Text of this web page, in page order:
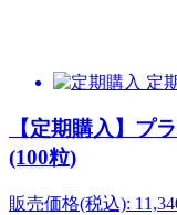
定
【定期購入】プ
(100粒)
販売価格(税込):